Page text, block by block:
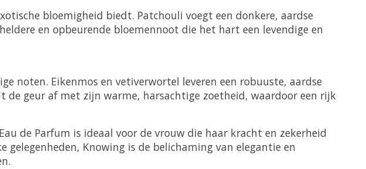
bloemigheid biedt. Patchouli voegt een donkere, aardse
en opbeurende bloemennoot die het hart een levendige en
noten. Eikenmos en vetiverwortel leveren een robuuste, aardse
geur af met zijn warme, harsachtige zoetheid, waardoor een rijk
de Parfum is ideaal voor de vrouw die haar kracht en zekerheid
Knowing is de belichaming van elegantie en